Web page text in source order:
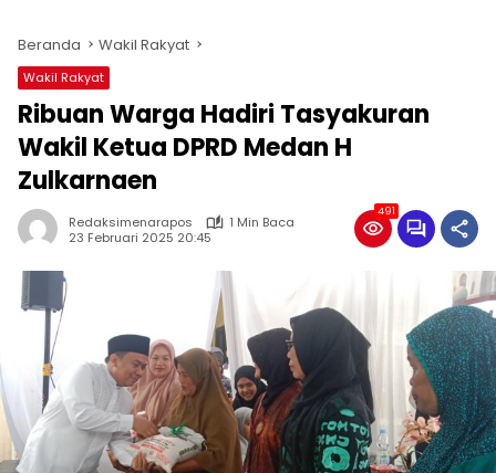
Beranda Wakil Rakyat
Wakil Rakyat
Ribuan Warga Hadiri Tasyakuran
Wakil Ketua DPRD Medan H
Zulkarnaen
Redaksimenarapos
1 Min Baca
23 Februari 2025 20:45
491